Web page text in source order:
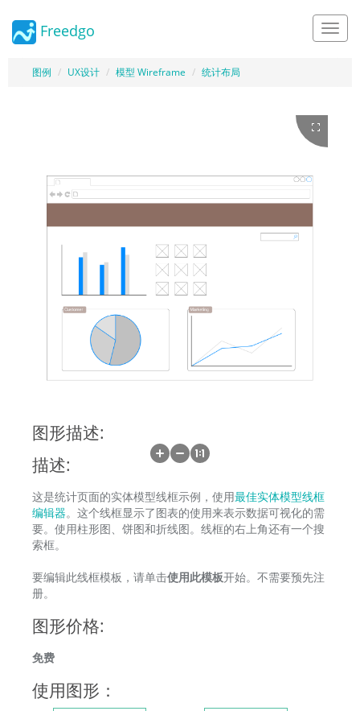
Freedgo
图例 UX设计 模型 Wireframe 统计布局
图形描述:
描述:
这是统计页面的实体模型线框示例，使用最佳实体模型线框
编辑器。这个线框显示了图表的使用来表示数据可视化的需
要。使用柱形图、饼图和折线图。线框的右上角还有一个搜
索框。
要编辑此线框模板，请单击使用此模板开始。不需要预先注
册。
图形价格:
免费
使用图形：